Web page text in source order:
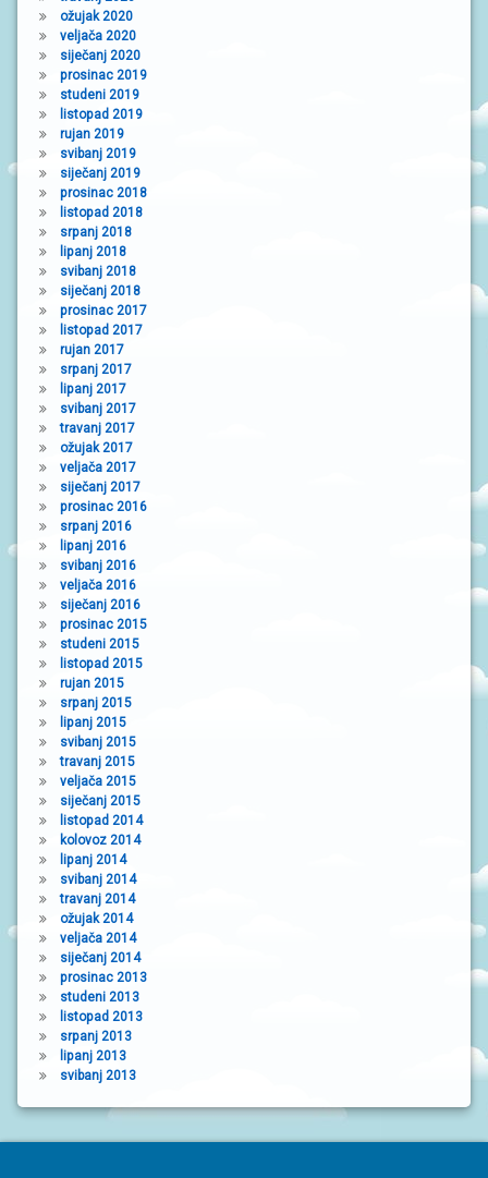
ožujak 2020
veljača 2020
siječanj 2020
prosinac 2019
studeni 2019
listopad 2019
rujan 2019
svibanj 2019
siječanj 2019
prosinac 2018
listopad 2018
srpanj 2018
lipanj 2018
svibanj 2018
siječanj 2018
prosinac 2017
listopad 2017
rujan 2017
srpanj 2017
lipanj 2017
svibanj 2017
travanj 2017
ožujak 2017
veljača 2017
siječanj 2017
prosinac 2016
srpanj 2016
lipanj 2016
svibanj 2016
veljača 2016
siječanj 2016
prosinac 2015
studeni 2015
listopad 2015
rujan 2015
srpanj 2015
lipanj 2015
svibanj 2015
travanj 2015
veljača 2015
siječanj 2015
listopad 2014
kolovoz 2014
lipanj 2014
svibanj 2014
travanj 2014
ožujak 2014
veljača 2014
siječanj 2014
prosinac 2013
studeni 2013
listopad 2013
srpanj 2013
lipanj 2013
svibanj 2013